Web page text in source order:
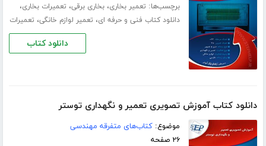
برچسب‌ها: تعمیر بخاری،بخاری برقی، تعمیرات بخاری،
دانلود کتاب فنی و حرفه ای، تعمیر لوازم خانگی، تعمیرات
دانلود کتاب
دانلود کتاب آموزش تصویری تعمیر و نگهداری توستر
موضوع:کتاب‌های متفرقه مهندسی
۲۶ صفحه